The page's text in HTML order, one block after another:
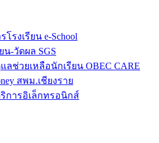
รงเรียน e-School
-วัดผล SGS
ลช่วยเหลือนักเรียน OBEC CARE
สพม.เชียงราย
ริการอิเล็กทรอนิกส์